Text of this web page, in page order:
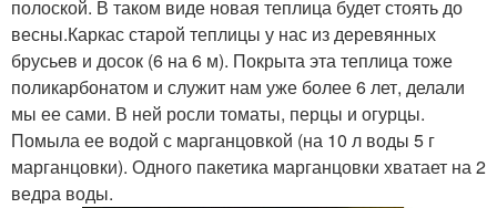
полоской. В таком виде новая теплица будет стоять до
весны.Каркас старой теплицы у нас из деревянных
брусьев и досок (6 на 6 м). Покрыта эта теплица тоже
поликарбонатом и служит нам уже более 6 лет, делали
мы ее сами. В ней росли томаты, перцы и огурцы.
Помыла ее водой с марганцовкой (на 10 л воды 5 г
марганцовки). Одного пакетика марганцовки хватает на 2
ведра воды.